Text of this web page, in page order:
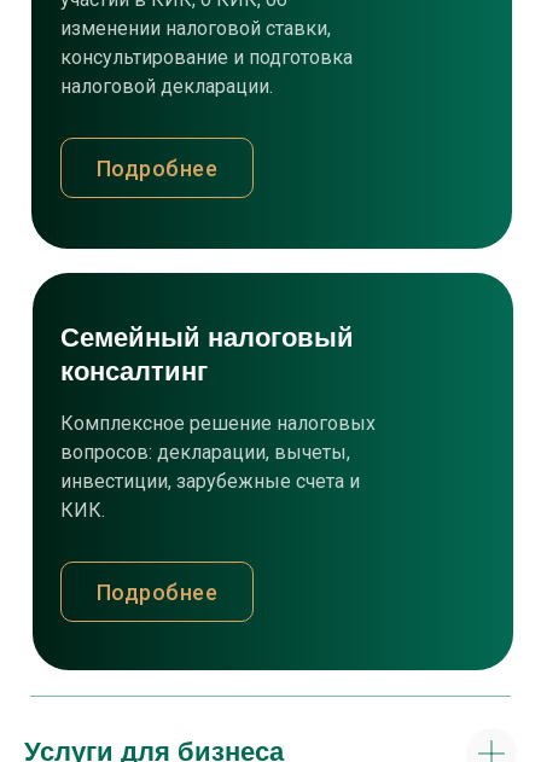
Семейный налоговый
консалтинг
Комплексное решение налоговых
вопросов: декларации, вычеты,
инвестиции, зарубежные счета и
КИК.
Подробнее
изменении налоговой ставки,
консультирование и подготовка
налоговой декларации.
Подробнее
Услуги для бизнеса